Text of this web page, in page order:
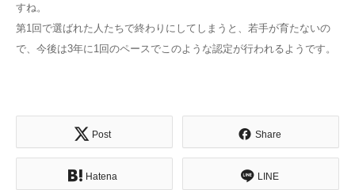
すね。
第1回で選ばれた人たちで終わりにしてしまうと、若手が育たないの
で、今後は3年に1回のペースでこのような認定が行われるようです。
Post Share
Hatena LINE